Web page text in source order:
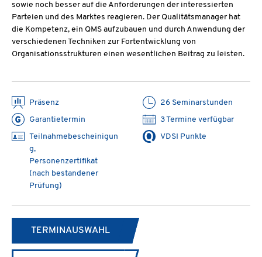
sowie noch besser auf die Anforderungen der interessierten
Parteien und des Marktes reagieren. Der Qualitätsmanager hat
die Kompetenz, ein QMS aufzubauen und durch Anwendung der
verschiedenen Techniken zur Fortentwicklung von
Organisationsstrukturen einen wesentlichen Beitrag zu leisten.
Präsenz
26 Seminarstunden
Garantietermin
3 Termine verfügbar
Teilnahmebescheinigun
g,
Personenzertifikat
(nach bestandener
Prüfung)
VDSI Punkte
TERMINAUSWAHL